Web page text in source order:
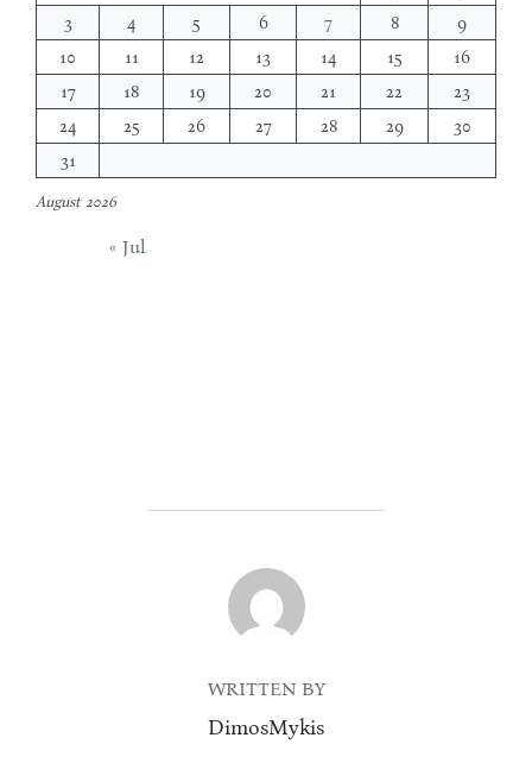
August 2026
3
4 5 6 7 8
9
10
11 12 13 14 15
16
17
18 19 20 21 22
23
24
25 26 27 28 29
30
31
« Jul
POST AUTHOR
WRITTEN BY
DimosMykis